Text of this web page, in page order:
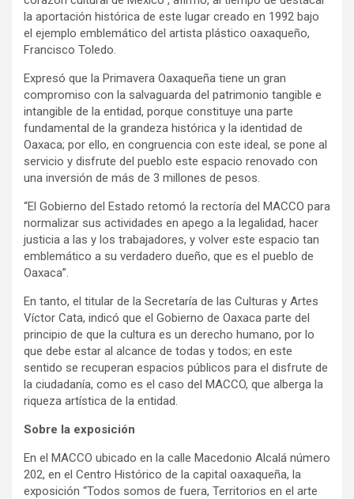
la aportación histórica de este lugar creado en 1992 bajo
el ejemplo emblemático del artista plástico oaxaqueño,
Francisco Toledo.
Expresó que la Primavera Oaxaqueña tiene un gran
compromiso con la salvaguarda del patrimonio tangible e
intangible de la entidad, porque constituye una parte
fundamental de la grandeza histórica y la identidad de
Oaxaca; por ello, en congruencia con este ideal, se pone al
servicio y disfrute del pueblo este espacio renovado con
una inversión de más de 3 millones de pesos.
“El Gobierno del Estado retomó la rectoría del MACCO para
normalizar sus actividades en apego a la legalidad, hacer
justicia a las y los trabajadores, y volver este espacio tan
emblemático a su verdadero dueño, que es el pueblo de
Oaxaca”.
En tanto, el titular de la Secretaría de las Culturas y Artes
Víctor Cata, indicó que el Gobierno de Oaxaca parte del
principio de que la cultura es un derecho humano, por lo
que debe estar al alcance de todas y todos; en este
sentido se recuperan espacios públicos para el disfrute de
la ciudadanía, como es el caso del MACCO, que alberga la
riqueza artística de la entidad.
Sobre la exposición
En el MACCO ubicado en la calle Macedonio Alcalá número
202, en el Centro Histórico de la capital oaxaqueña, la
exposición “Todos somos de fuera, Territorios en el arte